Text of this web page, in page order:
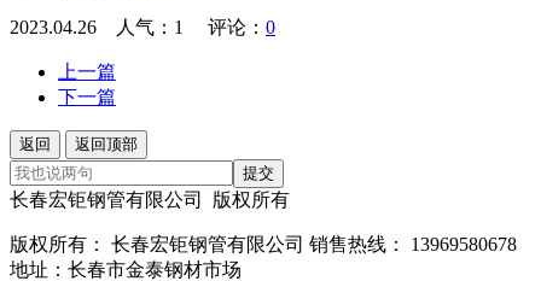
2023.04.26 人气： 1 评论： 0
上一篇
下一篇
返回
返回顶部
提交
长春宏钜钢管有限公司 版权所有
版权所有： 长春宏钜钢管有限公司 销售热线： 13969580678
地址：长春市金泰钢材市场